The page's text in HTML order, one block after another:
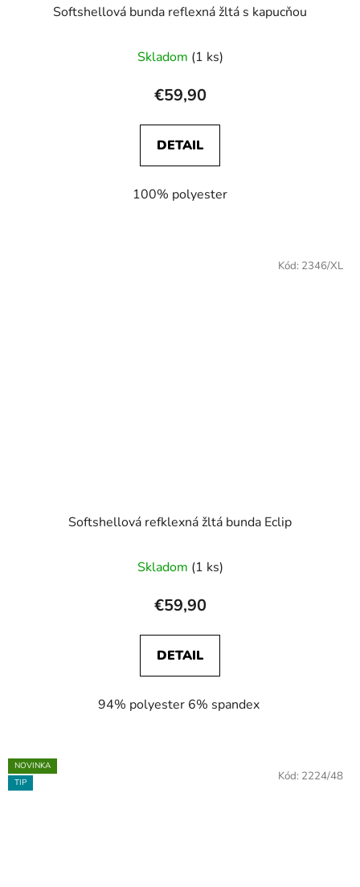
Softshellová bunda reflexná žltá s kapucňou
Skladom (1 ks)
€59,90
DETAIL
100% polyester
Softshellová refklexná žltá bunda Eclip
Skladom (1 ks)
€59,90
DETAIL
94% polyester 6% spandex
Kód: 2346/XL
NOVINKA
TIP
Kód: 2224/48